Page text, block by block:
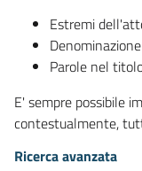
Estremi
Parole nel
E' sempre possibile
contestualmente,
Ricerca avanzata